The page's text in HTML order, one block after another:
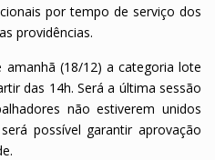
por tempo de serviço dos
providências.
(18/12) a categoria lote
das 14h. Será a última sessão
não estiverem unidos
possível garantir aprovação